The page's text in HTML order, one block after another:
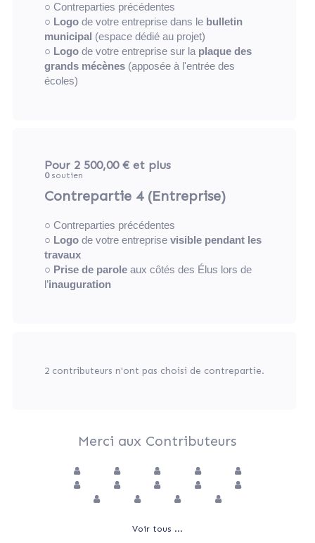
○ Contreparties précédentes
○ Logode votre entreprise dans le bulletin
municipal (espace dédié au projet)
○ Logode votre entreprise sur la plaque des
grands mécènes(apposée à l'entrée des
écoles)
Pour 2 500,00 € et plus
0soutien
Contrepartie 4 (Entreprise)
○ Contreparties précédentes
○ Logode votre entreprise visible pendant les
travaux
○ Prise de paroleaux côtés des Élus lors de
l’inauguration
2 contributeurs n'ont pas choisi de contrepartie.
Merci aux Contributeurs
Voir tous ...